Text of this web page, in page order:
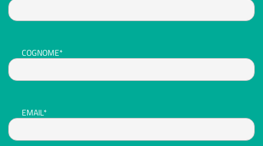
COGNOME*
EMAIL*